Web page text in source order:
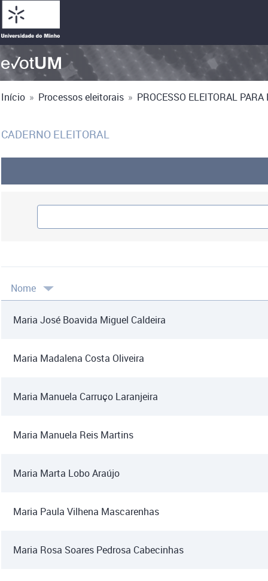
Início » Processos eleitorais » PROCESSO ELEITORAL
CADERNO ELEITORAL
Nome
Maria José Boavida Miguel Caldeira
Maria Madalena Costa Oliveira
Maria Manuela Carruço Laranjeira
Maria Manuela Reis Martins
Maria Marta Lobo Araújo
Maria Paula Vilhena Mascarenhas
Maria Rosa Soares Pedrosa Cabecinhas